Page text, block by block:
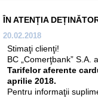
ÎN ATENȚIA
20.02.2018
Stimaţi clienţi!
BC „Comerţbank” S.A.
Tarifelor aferente
aprilie 2018.
Pentru informaţii